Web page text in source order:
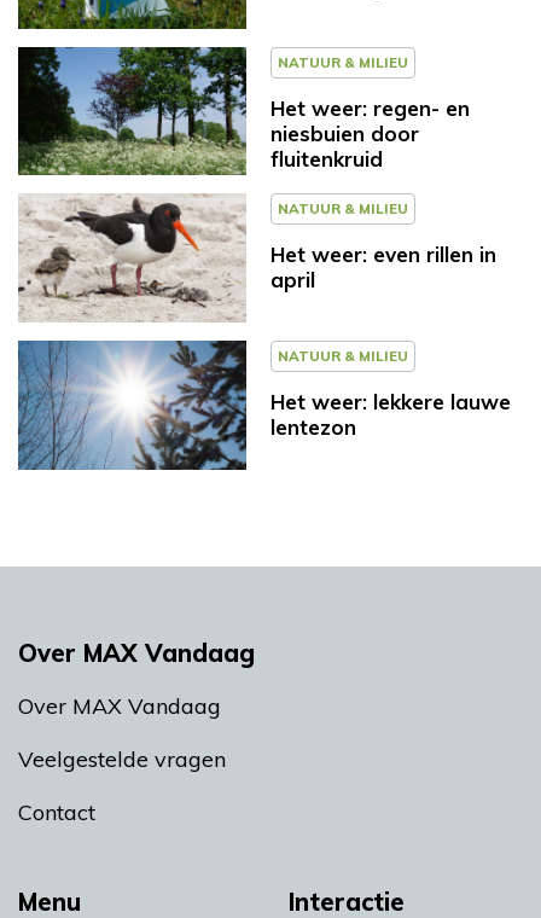
NATUUR & MILIEU
Het weer: regen- en
niesbuien door
fluitenkruid
NATUUR & MILIEU
Het weer: even rillen in
april
NATUUR & MILIEU
Het weer: lekkere lauwe
lentezon
Menu Interactie
Over MAX Vandaag
Over MAX Vandaag
Veelgestelde vragen
Contact